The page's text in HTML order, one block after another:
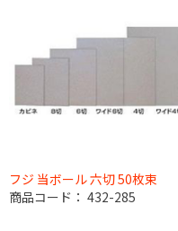
フジ 当ボール 六切 50枚束
商品コード： 432-285